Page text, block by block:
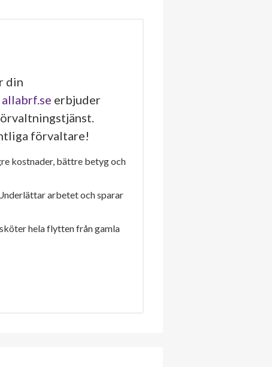
din
allabrf.se erbjuder
förvaltare!
kostnader, bättre betyg och
arbetet och sparar
hela flytten från gamla